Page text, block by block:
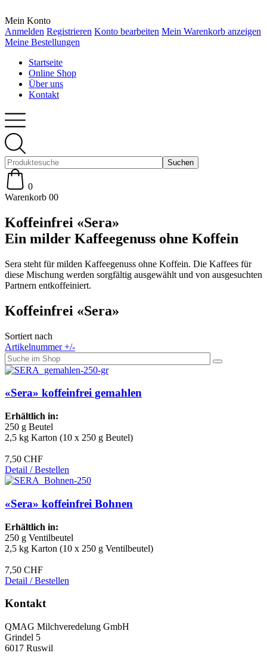
Mein Konto
Anmelden Registrieren Konto bearbeiten Mein Warenkorb anzeigen
Meine Bestellungen
Startseite
Online Shop
Über uns
Kontakt
0
Warenkorb 00
Koffeinfrei «Sera»
Ein milder Kaffeegenuss ohne Koffein
Sera steht für milden Kaffeegenuss ohne Koffein. Die Kaffees für
diese Mischung werden sorgfältig ausgewählt und von ausgesuchten
Partnern entkoffeiniert.
Koffeinfrei «Sera»
Sortiert nach
Artikelnummer +/-
«Sera» koffeinfrei gemahlen
Erhältlich in:
250 g Beutel
2,5 kg Karton (10 x 250 g Beutel)
7,50 CHF
Detail / Bestellen
«Sera» koffeinfrei Bohnen
Erhältlich in:
250 g Ventilbeutel
2,5 kg Karton (10 x 250 g Ventilbeutel)
7,50 CHF
Detail / Bestellen
Kontakt
QMAG Milchveredelung GmbH
Grindel 5
6017 Ruswil